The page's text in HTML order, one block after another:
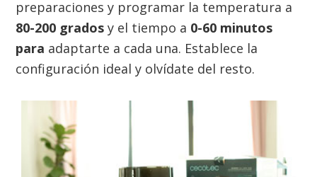
preparaciones y programar la temperatura a
80-200 grados y el tiempo a 0-60 minutos
para adaptarte a cada una. Establece la
configuración ideal y olvídate del resto.